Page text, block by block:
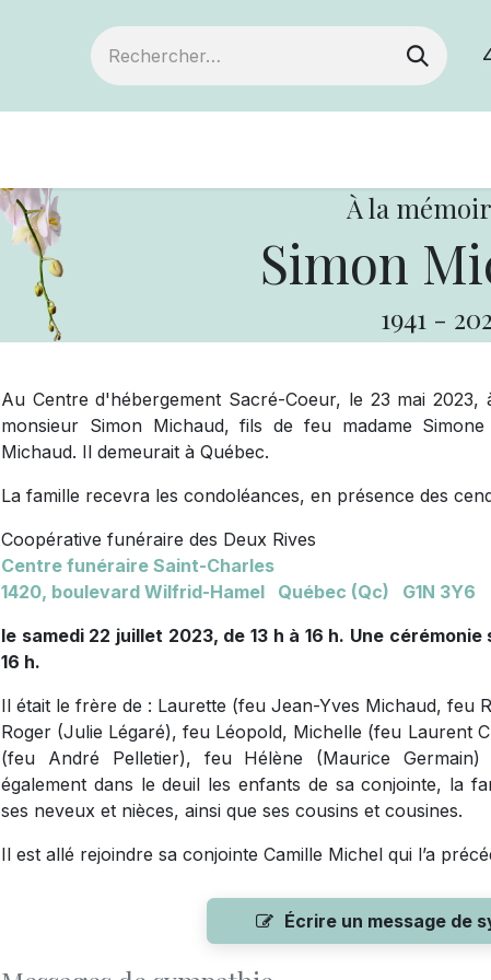
À la
Simon
1941 -
Au Centre d'hébergement Sacré-Coeur, le 23 mai 2023,
monsieur Simon Michaud, fils de feu madame
Michaud. Il demeurait à Québec.
La famille recevra les condoléances, en présence des
Coopérative funéraire des Deux Rives
Centre funéraire Saint-Charles
1420, boulevard Wilfrid-Hamel Québec (Qc) G1N 3Y6
le samedi 22 juillet 2023, de 13 h à 16 h. Une
16 h.
Il était le frère de : Laurette (feu Jean-Yves Michaud, feu
Roger (Julie Légaré), feu Léopold, Michelle (feu Laurent
(feu André Pelletier), feu Hélène (Maurice
également dans le deuil les enfants de sa conjointe, la
ses neveux et nièces, ainsi que ses cousins et cousines.
Il est allé rejoindre sa conjointe Camille Michel qui l’a
Écrire un message de